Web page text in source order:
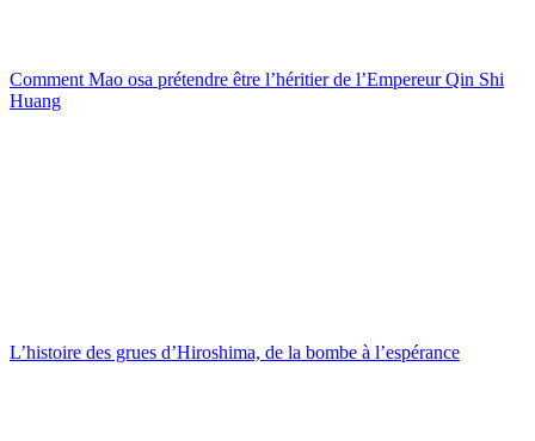
Comment Mao osa prétendre être l’héritier de l’Empereur Qin Shi
Huang
L’histoire des grues d’Hiroshima, de la bombe à l’espérance